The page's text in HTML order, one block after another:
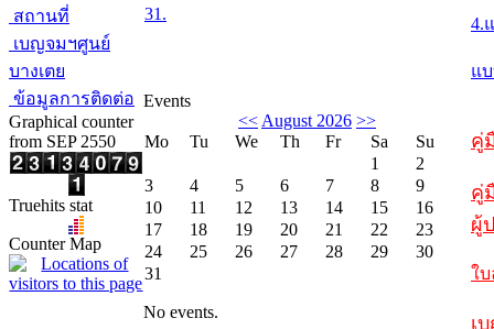
สถานที่
เบญจมฯศูนย์
บางเตย
ข้อมูลการติดต่อ
Graphical counter
from SEP 2550
Truehits stat
Counter Map
31.
Events
<< August 2026 >>
Mo
Tu We Th Fr Sa
Su
1
2
3
4 5 6 7 8
9
10
11 12 13 14 15
16
17
18 19 20 21 22
23
24
25 26 27 28 29
30
31
No events.
4.
แ
คู่
คู่
ผู้
ใ
เ